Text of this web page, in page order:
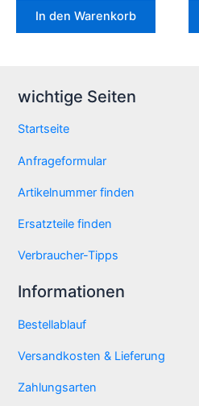
In den Warenkorb
wichtige Seiten
Startseite
Anfrageformular
Artikelnummer finden
Ersatzteile finden
Verbraucher-Tipps
Informationen
Bestellablauf
Versandkosten & Lieferung
Zahlungsarten